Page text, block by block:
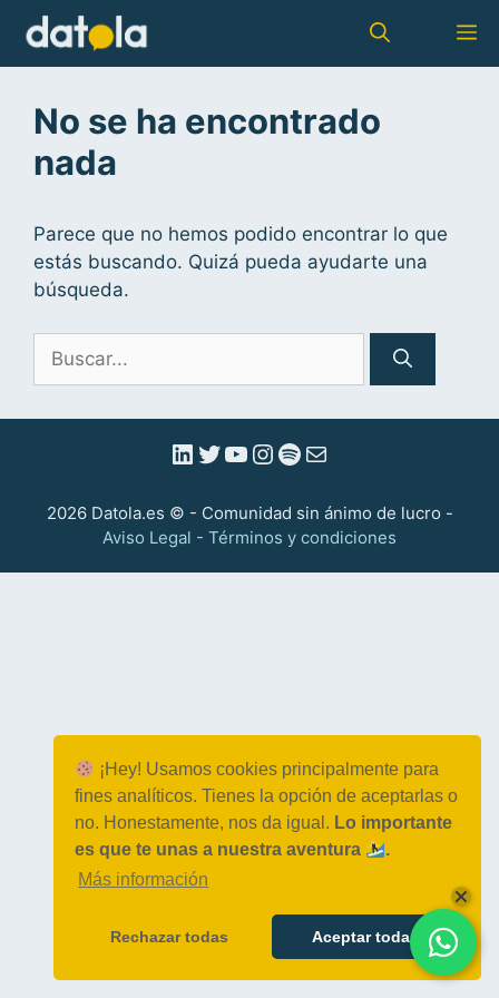
¡Hey! Usamos cookies principalmente para
fines analíticos. Tienes la opción de aceptarlas o
no. Honestamente, nos da igual. Lo importante
es que te unas a nuestra aventura
.
Más información
Rechazar todas Aceptar todas
No se ha encontrado
nada
Parece que no hemos podido encontrar lo que
estás buscando. Quizá pueda ayudarte una
búsqueda.
2026 Datola.es © - Comunidad sin ánimo de lucro -
Aviso Legal - Términos y condiciones